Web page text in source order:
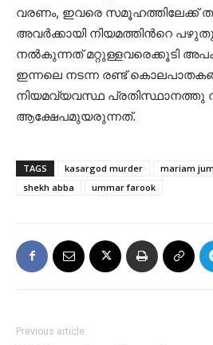
വരണം, ഇവരെ സമൂഹത്തിലേക്ക്
അവര്‍ക്കായി നിയമത്തിന്‍റെ
നല്‍കുന്നത് മറ്റുള്ളവരെക്കൂടി
ഇന്നലെ നടന്ന രണ്ട്
നിയമവ്യവസ്ഥ പ്രതിസ്ഥാനത്തു
ആക്ഷേപമുയരുന്നത്.
TAGS kasargod murder mariam
shekh abba
ummar farook
Previous article